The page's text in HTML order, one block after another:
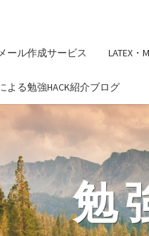
ール作成サービス LATEX・
よる勉強HACK紹介ブログ
勉